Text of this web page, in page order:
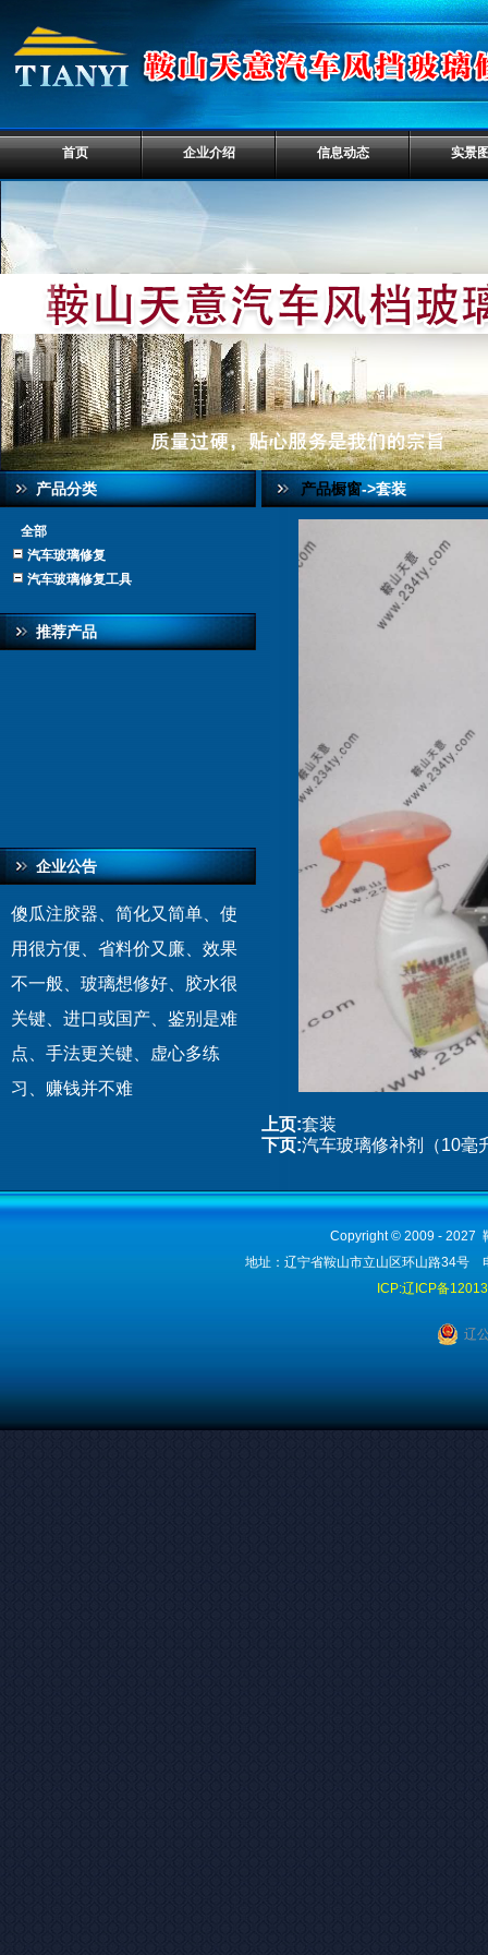
首页 企业介绍 信息动态 实景
产品分类
全部
汽车玻璃修复
汽车玻璃修复工具
推荐产品
企业公告
傻瓜注胶器、简化又简单、使
用很方便、省料价又廉、效果
不一般、玻璃想修好、胶水很
关键、进口或国产、鉴别是难
点、手法更关键、虚心多练
习、赚钱并不难
产品橱窗->套装
上页:套装
下页:汽车玻璃修补剂（10毫
Copyright © 2009 - 2027
地址：辽宁省鞍山市立山区环山路34
ICP:辽ICP备
辽